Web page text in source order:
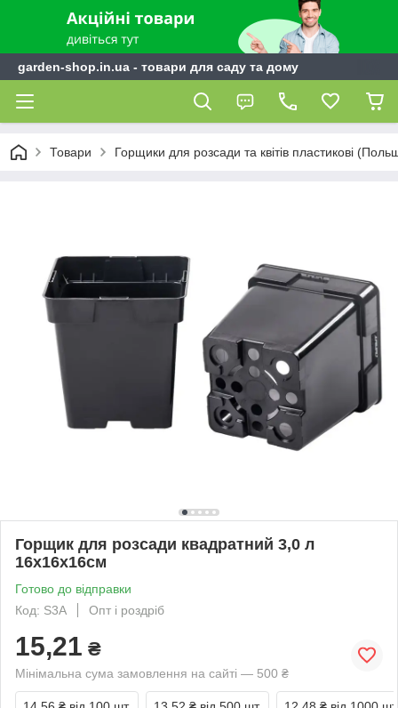
garden-shop.in.ua - товари для саду та дому
Товари Горщики для розсади та квітів пластикові
Горщик для розсади квадратний 3,0 л
16х16х16см
Готово до відправки
Код: S3A
Опт і роздріб
15,21 ₴
Мінімальна сума замовлення на сайті — 500 ₴